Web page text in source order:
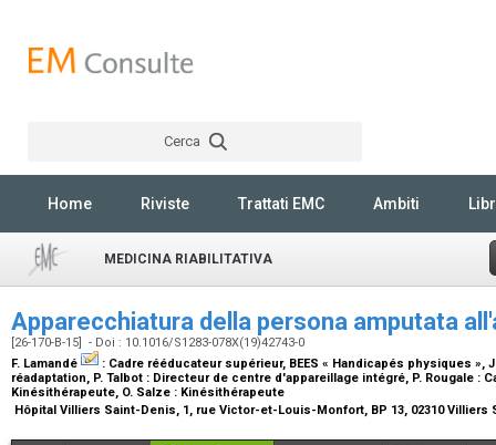
Cerca
Home Riviste Trattati EMC Ambiti
MEDICINA RIABILITATIVA
Apparecchiatura della persona amputata
[26-170-B-15] - Doi : 10.1016/S1283-078X(19)42743-0
F. Lamandé
: Cadre rééducateur supérieur, BEES « Handicapés physiques »,
réadaptation, P. Talbot : Directeur de centre d'appareillage intégré, P. Rougale :
Kinésithérapeute, O. Salze : Kinésithérapeute
Hôpital Villiers Saint-Denis, 1, rue Victor-et-Louis-Monfort, BP 13, 02310